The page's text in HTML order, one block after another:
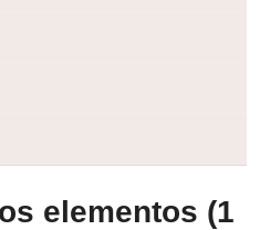
elementos (1